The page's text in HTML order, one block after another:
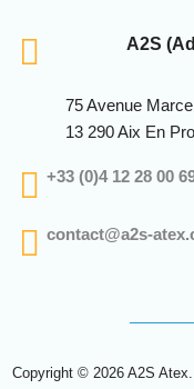
A2S
75 Avenue
13 290 Aix En
+33 (0)4 12 28 00
contact@a2s-
Copyright © 2026 A2S